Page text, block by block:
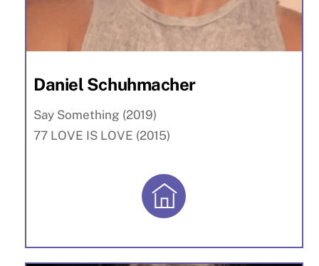
Daniel Schuhmacher
Say Something (2019)
77 LOVE IS LOVE (2015)